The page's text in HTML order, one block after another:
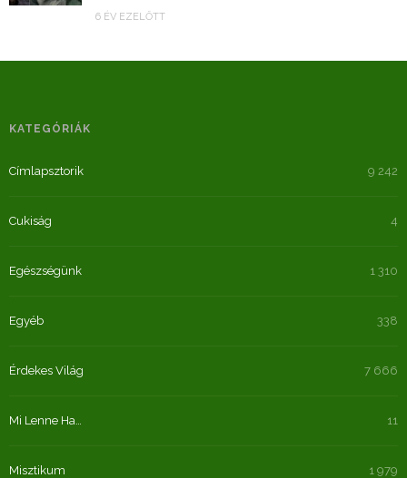
6 ÉV EZELŐTT
KATEGÓRIÁK
Címlapsztorik 9 242
Cukiság 4
Egészségünk 1 310
Egyéb 338
Érdekes Világ 7 666
Mi Lenne Ha… 11
Misztikum 1 979